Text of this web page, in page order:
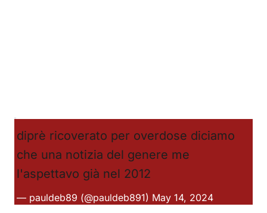
diprè ricoverato per overdose diciamo
che una notizia del genere me
l'aspettavo già nel 2012
— pauldeb89 (@pauldeb891) May 14, 2024